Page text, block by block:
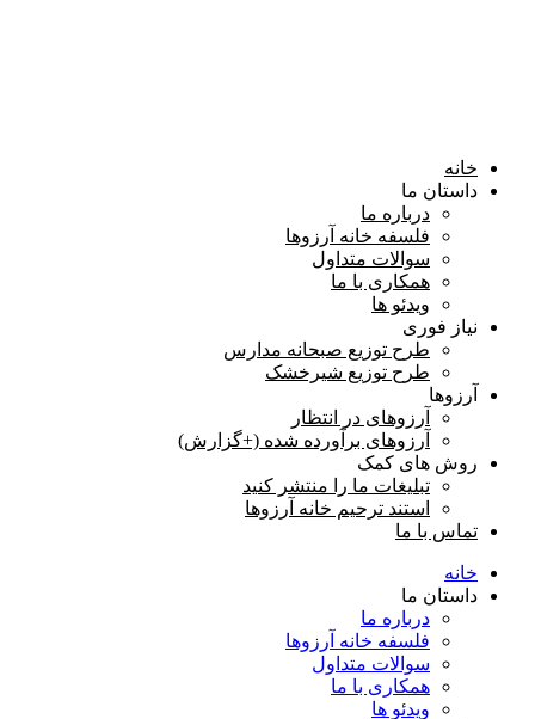
خانه
داستان ما
درباره ما
فلسفه خانه آرزوها
سوالات متداول
همكاری با ما
ویدئو ها
نیاز فوری
طرح توزیع صبحانه مدارس
طرح توزیع شیرخشک
آرزوها
آرزوهای در انتظار
آرزوهای برآورده شده (+گزارش)
روش های کمک
تبلیغات ما را منتشر کنید
استند ترحیم خانه آرزوها
تماس با ما
خانه
داستان ما
درباره ما
فلسفه خانه آرزوها
سوالات متداول
همكاری با ما
ویدئو ها